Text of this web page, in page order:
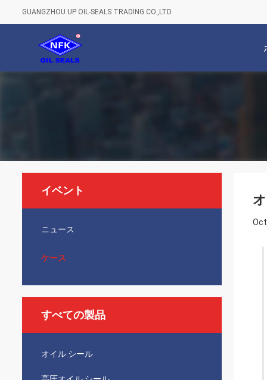
GUANGZHOU UP OIL-SEALS TRADING CO.,LTD
イベント
ニュース
ケース
すべての製品
オイル シール